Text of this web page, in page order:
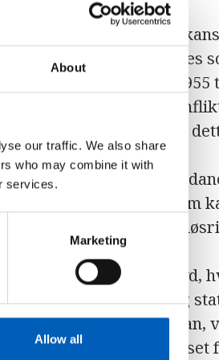
About
our traffic. We also share
who may combine it with
services.
Marketing
Allow all
borgerkrig i
Borgerkrig". Det betragtes
borgerkrig" fra 1955
i Sudan i
område (Læs mere om
mellem de
Movement in South, som
i syd om
Sydsudan.
og troværdigt valg i syd,
blive en uafhængig
som stadig kaldes Sudan,
kaldes Sydsudan. Bortset